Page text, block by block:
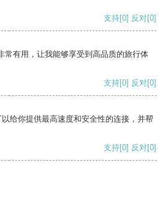
支持[0] 反对[0]
常有用，让我能够享受到高品质的旅行体
支持[0] 反对[0]
给你提供最高速度和安全性的连接，并帮
支持[0] 反对[0]